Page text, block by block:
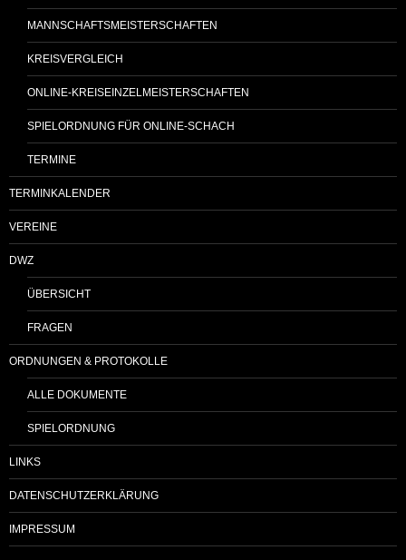
MANNSCHAFTSMEISTERSCHAFTEN
KREISVERGLEICH
ONLINE-KREISEINZELMEISTERSCHAFTEN
SPIELORDNUNG FÜR ONLINE-SCHACH
TERMINE
TERMINKALENDER
VEREINE
DWZ
ÜBERSICHT
FRAGEN
ORDNUNGEN & PROTOKOLLE
ALLE DOKUMENTE
SPIELORDNUNG
LINKS
DATENSCHUTZERKLÄRUNG
IMPRESSUM